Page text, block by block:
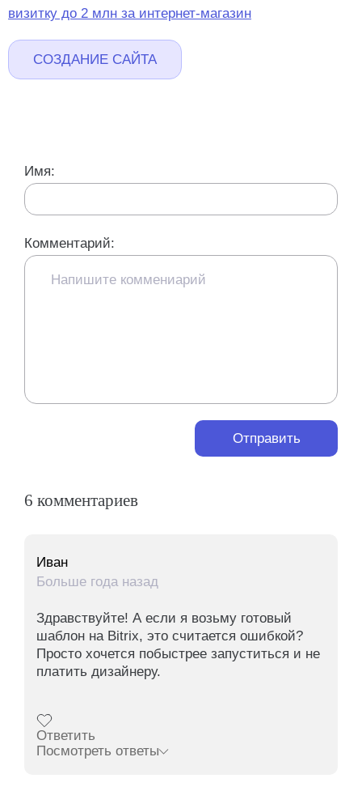
визитку до 2 млн за интернет-магазин
СОЗДАНИЕ САЙТА
Имя:
Комментарий:
Отправить
6 комментариев
Иван
Больше года назад
Здравствуйте! А если я возьму готовый
шаблон на Bitrix, это считается ошибкой?
Просто хочется побыстрее запуститься и не
платить дизайнеру.
Ответить
Посмотреть ответы